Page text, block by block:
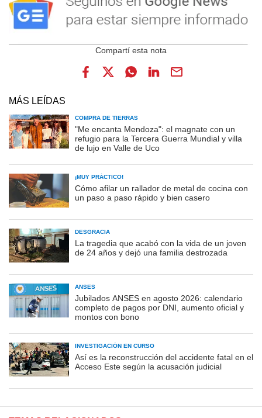
MÁS LEÍDAS
COMPRA DE TIERRAS
"Me encanta Mendoza": el magnate con un
refugio para la Tercera Guerra Mundial y villa
de lujo en Valle de Uco
¡MUY PRÁCTICO!
Cómo afilar un rallador de metal de cocina con
un paso a paso rápido y bien casero
DESGRACIA
La tragedia que acabó con la vida de un joven
de 24 años y dejó una familia destrozada
ANSES
Jubilados ANSES en agosto 2026: calendario
completo de pagos por DNI, aumento oficial y
montos con bono
INVESTIGACIÓN EN CURSO
Así es la reconstrucción del accidente fatal en el
Acceso Este según la acusación judicial